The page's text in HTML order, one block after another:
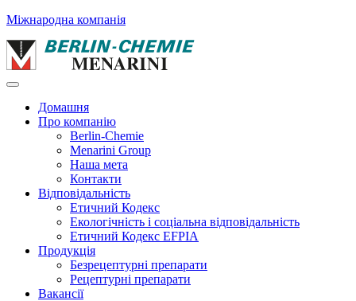
Міжнародна компанія
Домашня
Про компанію
Berlin-Chemie
Menarini Group
Наша мета
Контакти
Відповідальність
Етичний Кодекс
Екологічність і соціальна відповідальність
Етичний Кодекс EFPIA
Продукція
Безрецептурні препарати
Рецептурні препарати
Вакансії